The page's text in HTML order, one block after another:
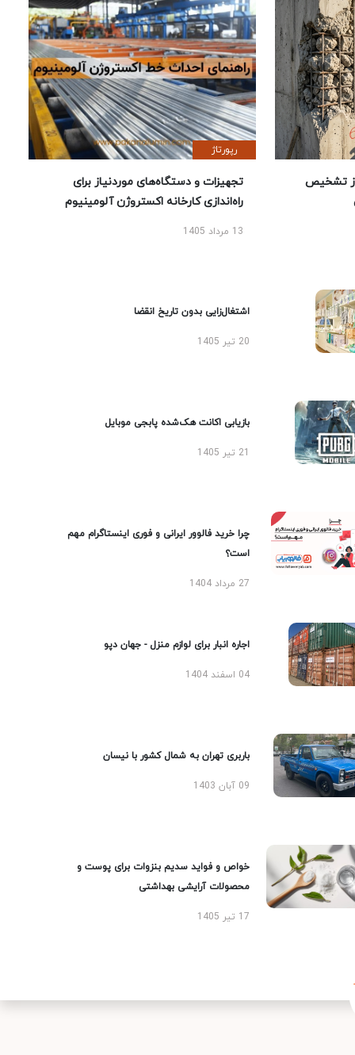
تشخیص
رپورتاژ
تجهیزات و دستگاه‌های موردنیاز برای
راه‌اندازی کارخانه اکستروژن آلومینیوم
13 مرداد 1405
اشتغال‌زایی بدون تاریخ انقضا
20 تیر 1405
بازیابی اکانت هک‌شده پابجی موبایل
چرا خرید فالوور ایرانی و فوری اینستاگرام مهم
است؟
27 مرداد 1404
اجاره انبار برای لوازم منزل - جهان دپو
04 اسفند 1404
باربری تهران به شمال کشور با نیسان
09 آبان 1403
خواص و فواید سدیم بنزوات برای پوست و
محصولات آرایشی بهداشتی
17 تیر 1405